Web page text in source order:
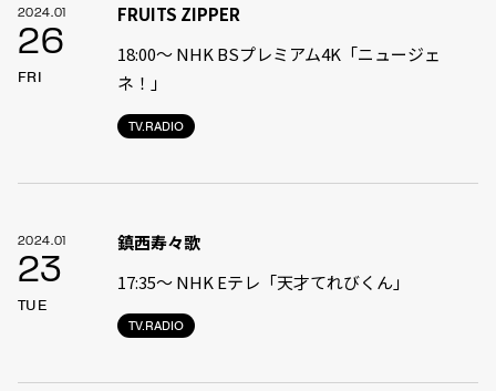
2024.01
26
FRI
TV.RADIO
FRUITS ZIPPER
18:00〜 NHK BSプレミアム4K「ニュージェ
ネ！」
2024.01
23
TUE
TV.RADIO
鎮西寿々歌
17:35〜 NHK Eテレ「天才てれびくん」